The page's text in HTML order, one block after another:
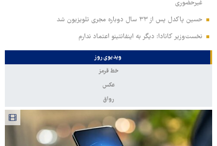
غیرحضوری
حسین پاکدل پس از ۳۳ سال دوباره مجری تلویزیون شد
نخست‌وزیر کانادا: دیگر به اینفانتینو اعتماد ندارم
ویدیوی روز
خط قرمز
عکس
رواق